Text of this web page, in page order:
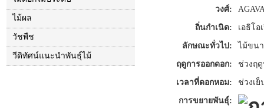
ไม้ผล
วัชพืช
วีดิทัศน์แนะนำพันธุ์ไม้
วงศ์:
ถิ่นกำเนิด: เอธิโอ
ลักษณะทั่วไป: ไม้ขน
ฤดูการออกดอก: ช่วงฤ
เวลาที่ดอกหอม: ช่วงเ
การขยายพันธุ์: